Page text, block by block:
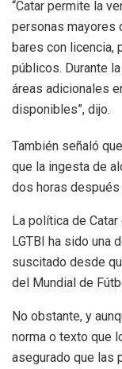
“Catar permite la
personas mayores
bares con licencia,
públicos. Durante
áreas adicionales
disponibles”, dijo.
También señaló
que la ingesta de
dos horas después
La política de
LGTBI ha sido una
suscitado desde
del Mundial de
No obstante, y
norma o texto que
asegurado que las